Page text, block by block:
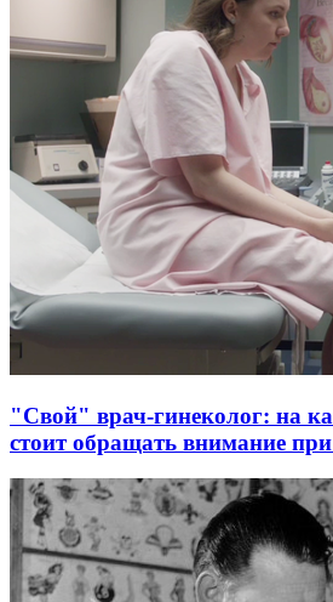
"Свой" врач-гинеколог: на
стоит обращать внимание